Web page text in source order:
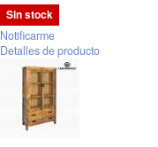
Sin stock
Notificarme
Detalles de producto